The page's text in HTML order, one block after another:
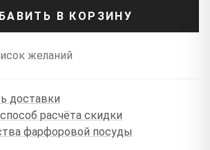
В КОРЗИНУ
желаний
доставки
расчёта скидки
фарфоровой посуды